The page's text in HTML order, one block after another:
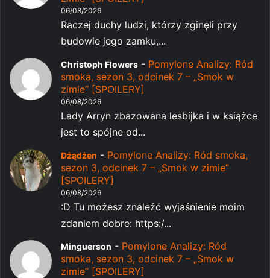
06/08/2026
Raczej duchy ludzi, którzy zginęli przy
budowie jego zamku,...
Christoph Flowers - Pomylone Analizy: Ród
smoka, sezon 3, odcinek 7 – „Smok w
zimie” [SPOILERY]
06/08/2026
Lady Arryn zbazowana lesbijka i w książce
jest to spójne od...
Dżądżen - Pomylone Analizy: Ród smoka,
sezon 3, odcinek 7 – „Smok w zimie”
[SPOILERY]
06/08/2026
:D Tu możesz znaleźć wyjaśnienie moim
zdaniem dobre: https:/...
Minguerson - Pomylone Analizy: Ród
smoka, sezon 3, odcinek 7 – „Smok w
zimie” [SPOILERY]